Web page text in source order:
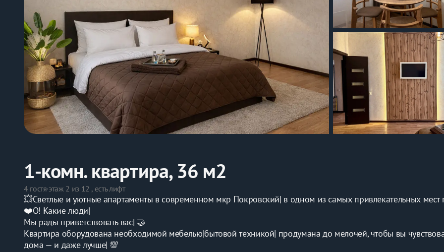
1-комн. квартира, 36 м2
4 гостя·этаж 2 из 12 , есть лифт
💥Светлые и уютные апартаменты в современном мкр Покровский| в одном из самых привлекательных мест
❤️О! Какие люди|
Мы рады приветствовать вас| 🤝
Квартира оборудована необходимой мебелью|бытовой техникой| продумана до мелочей, чтобы вы
дома — и даже лучше| 💯